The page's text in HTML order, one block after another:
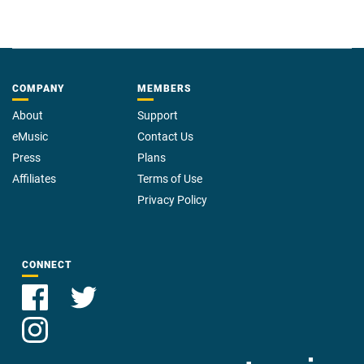
COMPANY
About
eMusic
Press
Affiliates
MEMBERS
Support
Contact Us
Plans
Terms of Use
Privacy Policy
CONNECT